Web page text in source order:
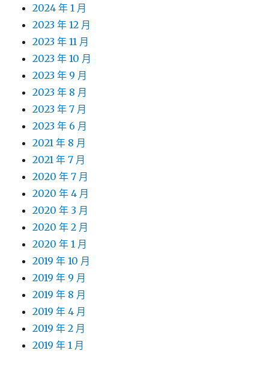
2024 年 1 月
2023 年 12 月
2023 年 11 月
2023 年 10 月
2023 年 9 月
2023 年 8 月
2023 年 7 月
2023 年 6 月
2021 年 8 月
2021 年 7 月
2020 年 7 月
2020 年 4 月
2020 年 3 月
2020 年 2 月
2020 年 1 月
2019 年 10 月
2019 年 9 月
2019 年 8 月
2019 年 4 月
2019 年 2 月
2019 年 1 月